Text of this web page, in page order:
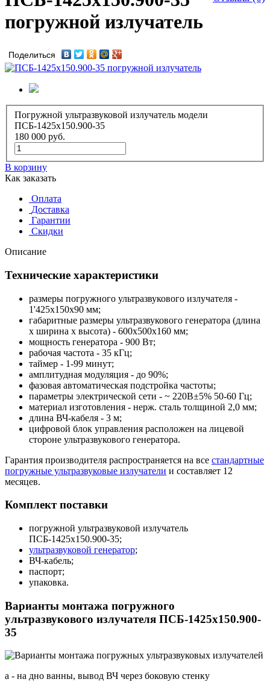
погружной излучатель
Поделиться
Погружной ультразвуковой излучатель модели
ПСБ-1425х150.900-35
180 000 руб.
В корзину
Как заказать
Оплата
Доставка
Гарантии
Скидки
Описание
Технические характеристики
размеры погружного ультразвукового излучателя -
1'425х150х90 мм;
габаритные размеры ультразвукового генератора (длина
x ширина x высота) - 600x500x160 мм;
мощность генератора - 900 Вт;
рабочая частота - 35 кГц;
таймер - 1-99 минут;
амплитудная модуляция - до 90%;
фазовая автоматическая подстройка частоты;
параметры электрической сети - ~ 220В±5% 50-60 Гц;
материал изготовления - нерж. сталь толщиной 2,0 мм;
длина ВЧ-кабеля - 3 м;
цифровой блок управления расположен на лицевой
стороне ультразвукового генератора.
Гарантия производителя распространяется на все стандартные
погружные ультразвуковые излучатели и составляет 12
месяцев.
Комплект поставки
погружной ультразвуковой излучатель
ПСБ-1425х150.900-35;
ультразвуковой генератор;
ВЧ-кабель;
паспорт;
упаковка.
Варианты монтажа погружного
ультразвукового излучателя ПСБ-1425х150.900-
35
а - на дно ванны, вывод ВЧ через боковую стенку